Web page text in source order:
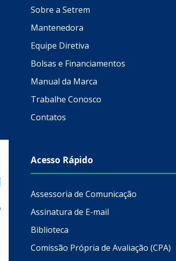
Sobre a Setrem
Mantenedora
Equipe Diretiva
Bolsas e Financiamentos
Manual da Marca
Trabalhe Conosco
Contatos
Acesso Rápido
Assessoria de Comunicação
Assinatura de E-mail
Biblioteca
Comissão Própria de Avaliação (CPA)